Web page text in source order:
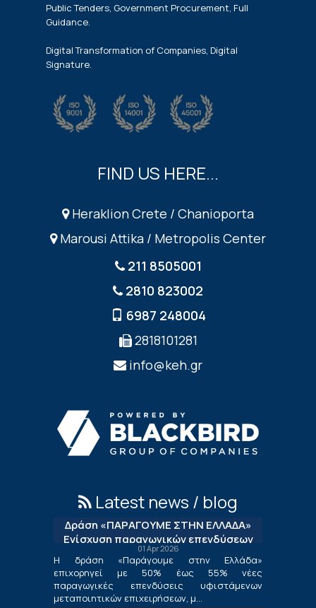
Public Tenders, Government Procurement, Full
Guidance.
Digital Transformation of Companies, Digital
Signature.
FIND US HERE...
Heraklion Crete / Chanioporta
Marousi Attika / Metropolis Center
211 8505001
2810 823002
6987 248004
2818101281
info@keh.gr
Latest news / blog
Δράση «ΠΑΡΑΓΟΥΜΕ ΣΤΗΝ ΕΛΛΑΔΑ»
Ενίσχυση παραγωγικών επενδύσεων
μεταποίησης
01 Apr 2026
Η δράση «Παράγουμε στην Ελλάδα»
επιχορηγεί με 50% έως 55% νέες
παραγωγικές επενδύσεις υφιστάμενων
μεταποιητικών επιχειρήσεων, μ...